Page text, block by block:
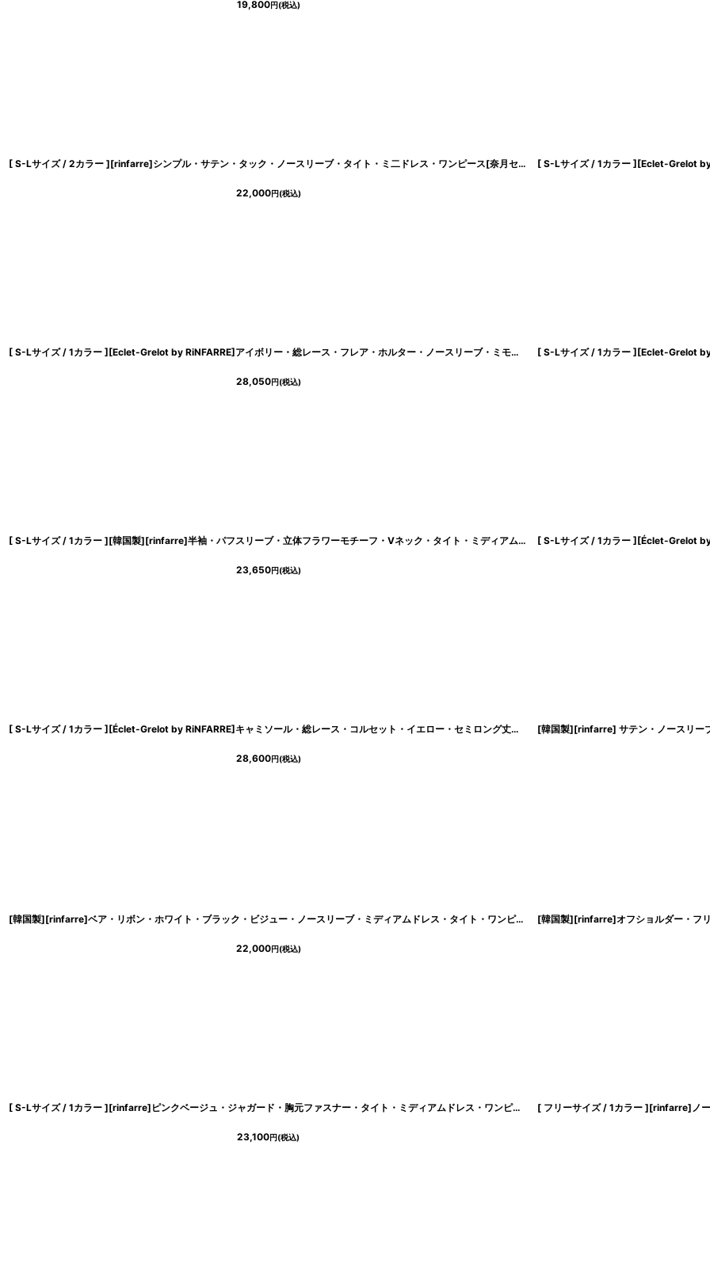
19,800円(税込)
[ S-Lサイズ / 2カラー ][rinfarre]シンプル・サテン・タック・ノースリーブ・タイト・ミ二ドレス・ワンピース[奈月セナ着用][送料無料] [cd-k06302hp]
22,000円(税込)
[ S-Lサイズ / 1カラー ][Eclet-Grelot by RiNFARRE]アイボリー・総レース・フレア・ホルター・ノースリーブ・ミモレ丈・ロングドレス・ワンピース・エクラグレロ [奈月セナ着用][送料無料]
28,050円(税込)
[ S-Lサイズ / 1カラー ][韓国製][rinfarre]半袖・パフスリーブ・立体フラワーモチーフ・Vネック・タイト・ミディアムドレス・ワンピース[薗田杏奈着用][送料無料]
23,650円(税込)
[ S-Lサイズ / 1カラー ][Éclet-Grelot by RiNFARRE]キャミソール・総レース・コルセット・イエロー・セミロング丈・ロングドレス・エクラグレロ [奈月セナ着用][送料無料]
28,600円(税込)
[韓国製][rinfarre]ベア・リボン・ホワイト・ブラック・ビジュー・ノースリーブ・ミディアムドレス・タイト・ワンピース[山崎みどり着用][送料無料]mywh [ cd-
22,000円(税込)
[ S-Lサイズ / 1カラー ][rinfarre]ピンクベージュ・ジャガード・胸元ファスナー・タイト・ミディアムドレス・ワンピース[薗田杏奈着用][送料無料] [cd-k06294p
23,100円(税込)